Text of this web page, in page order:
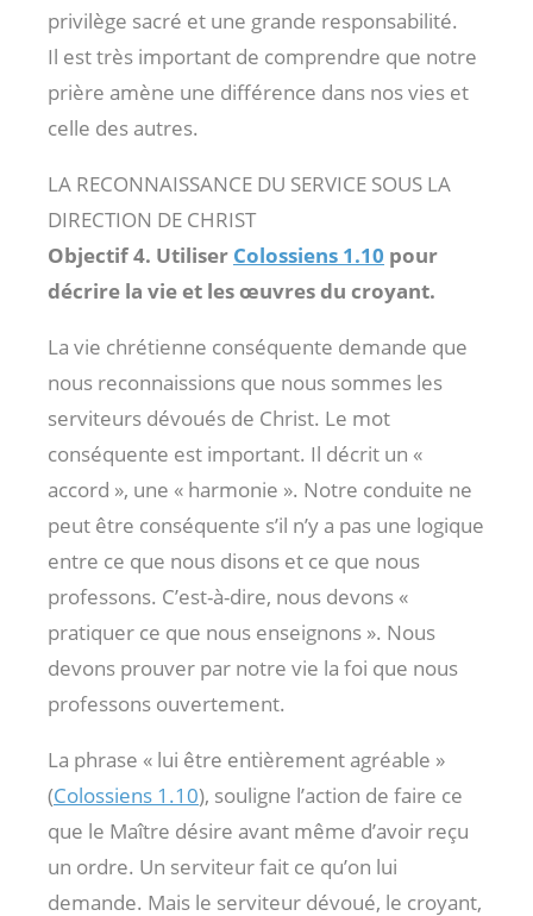
privilège sacré et une grande responsabilité.
Il est très important de comprendre que notre
prière amène une différence dans nos vies et
celle des autres.
LA RECONNAISSANCE DU SERVICE SOUS LA
DIRECTION DE CHRIST
Objectif 4. Utiliser Colossiens 1.10 pour
décrire la vie et les œuvres du croyant.
La vie chrétienne conséquente demande que
nous reconnaissions que nous sommes les
serviteurs dévoués de Christ. Le mot
conséquente est important. Il décrit un «
accord », une « harmonie ». Notre conduite ne
peut être conséquente s’il n’y a pas une logique
entre ce que nous disons et ce que nous
professons. C’est-à-dire, nous devons «
pratiquer ce que nous enseignons ». Nous
devons prouver par notre vie la foi que nous
professons ouvertement.
La phrase « lui être entièrement agréable »
(Colossiens 1.10), souligne l’action de faire ce
que le Maître désire avant même d’avoir reçu
un ordre. Un serviteur fait ce qu’on lui
demande. Mais le serviteur dévoué, le croyant,